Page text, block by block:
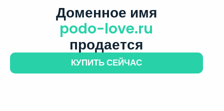
Доменное имя
podo-love.ru
продается
КУПИТЬ СЕЙЧАС